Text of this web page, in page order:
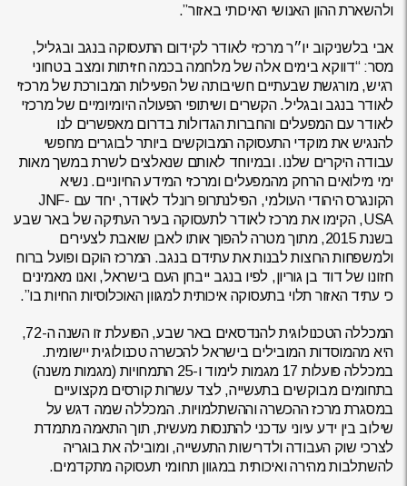
ולהשארת ההון האנושי האיכותי באזור”.
אבי בלשניקוב יו״ר מרכזי לאודר לקידום התעסוקה בנגב ובגליל,
מסר: “דווקא בימים אלה של מלחמה בכמה חזיתות ומצב בטחוני
רגיש, מורגשת שבעתיים חשיבותה של הפעילות המבורכת של מרכזי
לאודר בנגב ובגליל. הקשרים ושיתופי הפעולה היומיומיים של מרכזי
לאודר עם המפעלים והחברות הגדולות בדרום מאפשרים לנו
להנגיש את מוקדי התעסוקה המבוקשים ביותר לבוגרים מחפשי
עבודה היקרים שלנו. ובמיוחד לאותם שנאלצים לשרת במשך מאות
ימי מילואים הרחק מהמפעלים ומרכזי המידע החיוניים. נשיא
הקונגרס היהודי העולמי, הפילנתרופ רונלד לאודר, יחד עם JNF-
USA, הקימו את מרכז לאודר לתעסוקה בעיר העתיקה של באר שבע
בשנת 2015, מתוך מטרה להפוך אותו לאבן שואבת לצעירים
ולמשפחות הרוצות לבנות את עתידם בנגב. המרכז הוקם ופועל ברוח
חזונו של דוד בן גוריון, לפיו בנגב ייבחן העם בישראל, ואנו מאמינים
כי עתיד האזור תלוי בתעסוקה איכותית למגוון האוכלוסיות החיות בו”.
המכללה הטכנולוגית להנדסאים באר שבע, הפועלת זו השנה ה-72,
היא מהמוסדות המובילים בישראל להכשרה טכנולוגית יישומית.
במכללה פועלות 17 מגמות לימוד ו-25 התמחויות (מגמות משנה)
בתחומים מבוקשים בתעשייה, לצד עשרות קורסים מקצועיים
במסגרת מרכז ההכשרה וההשתלמויות. המכללה שמה דגש על
שילוב בין ידע עיוני עדכני להתנסות מעשית, תוך התאמה מתמדת
לצרכי שוק העבודה ולדרישות התעשייה, ומובילה את בוגריה
להשתלבות מהירה ואיכותית במגוון תחומי תעסוקה מתקדמים.